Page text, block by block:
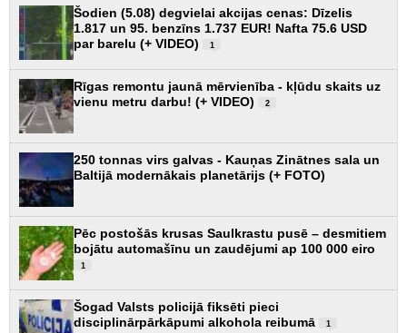
Šodien (5.08) degvielai akcijas cenas: Dīzelis
1.817 un 95. benzīns 1.737 EUR! Nafta 75.6 USD
par barelu (+ VIDEO)
1
Rīgas remontu jaunā mērvienība - kļūdu skaits uz
vienu metru darbu! (+ VIDEO)
2
250 tonnas virs galvas - Kauņas Zinātnes sala un
Baltijā modernākais planetārijs (+ FOTO)
Pēc postošās krusas Saulkrastu pusē – desmitiem
bojātu automašīnu un zaudējumi ap 100 000 eiro
1
Šogad Valsts policijā fiksēti pieci
disciplinārpārkāpumi alkohola reibumā
1